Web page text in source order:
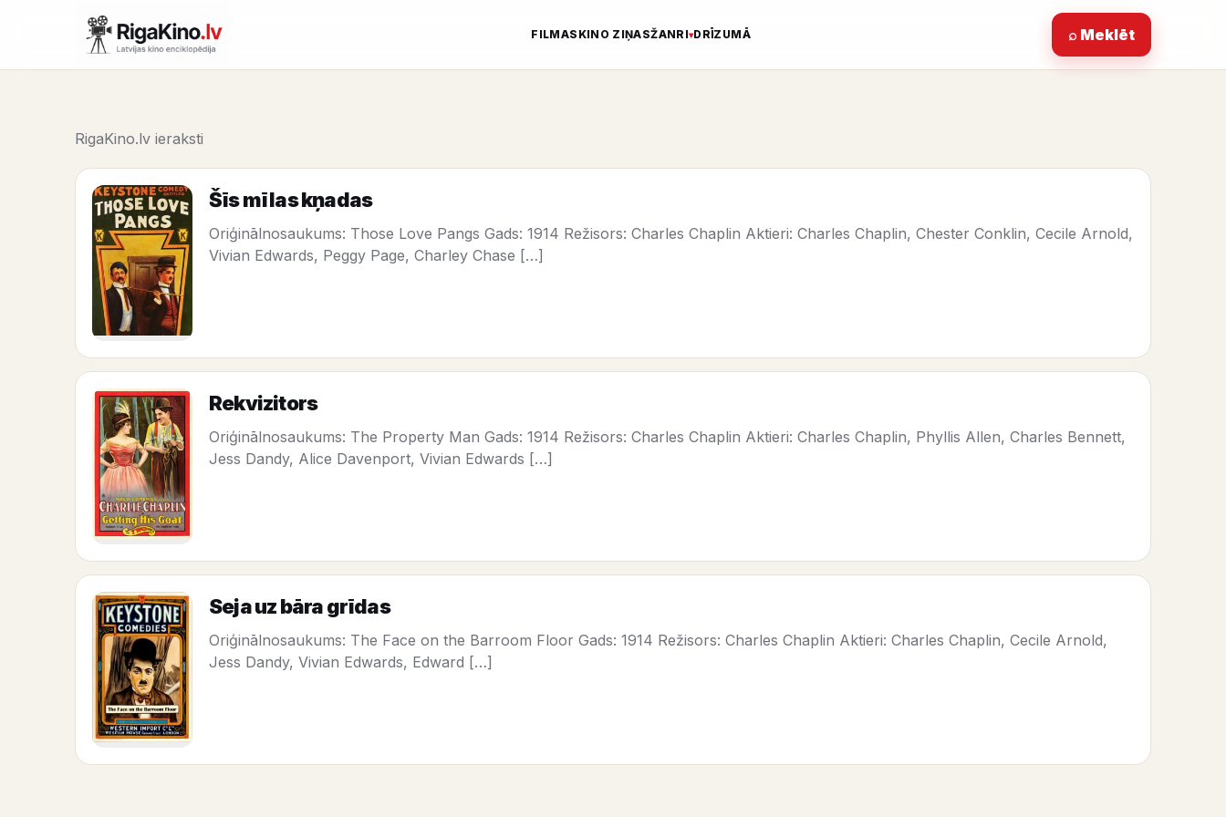
FILMAS KINO ZIŅASŽANRI DRĪZUMĀ ⌕ Meklēt
RigaKino.lv ieraksti
Šīs mīlas kņadas
Oriģinālnosaukums: Those Love Pangs Gads: 1914 Režisors: Charles Chaplin Aktieri: Charles Chaplin, Chester Conklin, Cecile Arnold,
Vivian Edwards, Peggy Page, Charley Chase […]
Rekvizitors
Oriģinālnosaukums: The Property Man Gads: 1914 Režisors: Charles Chaplin Aktieri: Charles Chaplin, Phyllis Allen, Charles Bennett,
Jess Dandy, Alice Davenport, Vivian Edwards […]
Seja uz bāra grīdas
Oriģinālnosaukums: The Face on the Barroom Floor Gads: 1914 Režisors: Charles Chaplin Aktieri: Charles Chaplin, Cecile Arnold,
Jess Dandy, Vivian Edwards, Edward […]